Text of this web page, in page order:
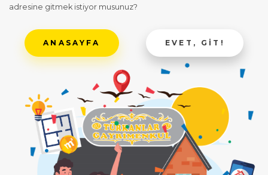
adresine gitmek istiyor musunuz?
ANASAYFA EVET, GIT!